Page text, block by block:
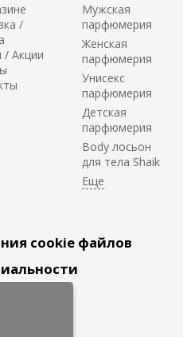
/
/ Акции
Мужская
парфюмерия
Женская
парфюмерия
Унисекс
парфюмерия
Детская
парфюмерия
Body лосьон
для тела Shaik
cookie файлов